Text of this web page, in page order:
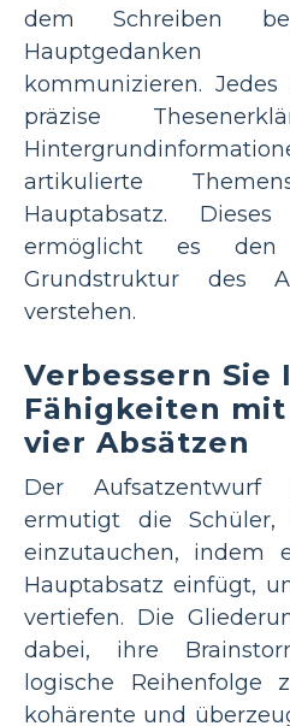
dem Schreiben
kommunizieren.
präzise
artikulierte
Hauptabsatz.
ermöglicht es den
Grundstruktur des
verstehen.
Verbessern Sie
Fähigkeiten
vier Absätzen
Der
ermutigt die
einzutauchen, indem
Hauptabsatz einfügt,
vertiefen. Die
dabei, ihre
logische
kohärente und